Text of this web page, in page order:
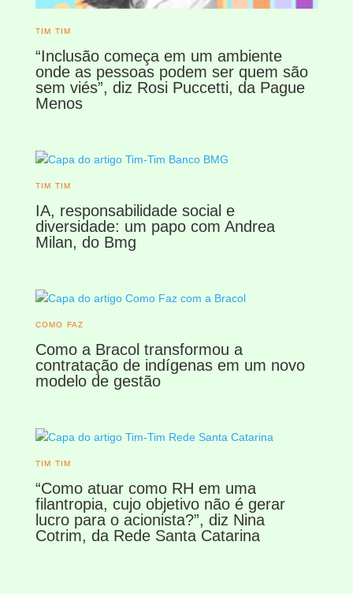
TIM TIM
“Inclusão começa em um ambiente
onde as pessoas podem ser quem são
sem viés”, diz Rosi Puccetti, da Pague
Menos
TIM TIM
IA, responsabilidade social e
diversidade: um papo com Andrea
Milan, do Bmg
COMO FAZ
Como a Bracol transformou a
contratação de indígenas em um novo
modelo de gestão
TIM TIM
“Como atuar como RH em uma
filantropia, cujo objetivo não é gerar
lucro para o acionista?”, diz Nina
Cotrim, da Rede Santa Catarina